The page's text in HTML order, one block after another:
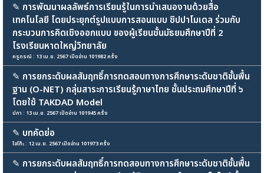
✎ การพัฒนาผลลัพธ์การเรียนรู้ในการนำเสนองานด้วยสื่อ
เทคโนโลยี โดยประยุกต์รูปแบบการสอนแบบ ซิปปาโมเดล ร่วมกับ
กระบวนการคิดเชิงออกแบบ ของผู้เรียนชั้นมัธยมศึกษาปีที่ 2
โรงเรียนหาดใหญ่วิทยาลัย
ครูภรณ์ : 13 เม.ย. 2567 เปิดอ่าน 101982 ครั้ง
✎ การยกระดับผลสัมฤทธิ์การทดสอบทางการศึกษาระดับชาติขั้นพื้น
ฐาน (O-NET) กลุ่มสาระการเรียนรู้ภาษาไทย ชั้นประถมศึกษาปีที่ ๖
โดยใช้ TAKDAD Model
ปภา : 13 เม.ย. 2567 เปิดอ่าน 101945 ครั้ง
✎ บทคัดย่อ
ไอโก๊ะ : 12 เม.ย. 2567 เปิดอ่าน 101973 ครั้ง
✎ การยกระดับผลสัมฤทธิ์การทดสอบทางการศึกษาระดับชาติขั้นพื้น